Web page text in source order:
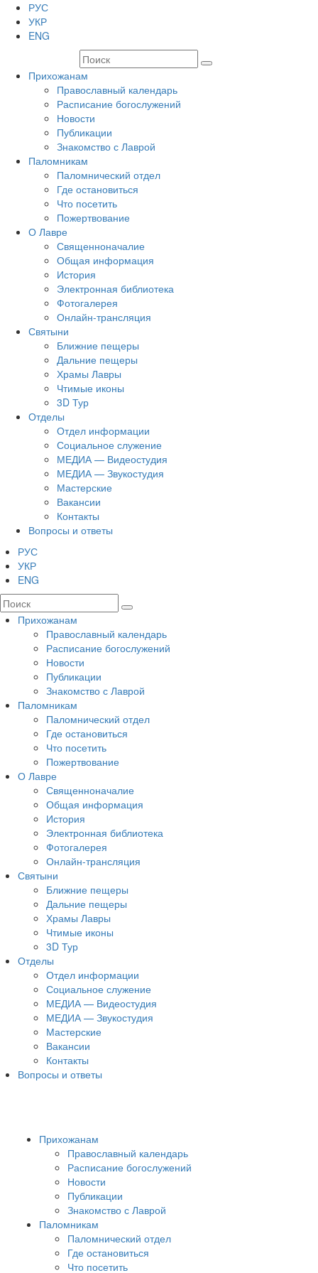
РУС
УКР
ENG
Прихожанам
Православный календарь
Расписание богослужений
Новости
Публикации
Знакомство с Лаврой
Паломникам
Паломнический отдел
Где остановиться
Что посетить
Пожертвование
О Лавре
Священноначалие
Общая информация
История
Электронная библиотека
Фотогалерея
Онлайн-трансляция
Святыни
Ближние пещеры
Дальние пещеры
Храмы Лавры
Чтимые иконы
3D Тур
Отделы
Отдел информации
Социальное служение
МЕДИА — Видеостудия
МЕДИА — Звукостудия
Мастерские
Вакансии
Контакты
Вопросы и ответы
РУС
УКР
ENG
Прихожанам
Православный календарь
Расписание богослужений
Новости
Публикации
Знакомство с Лаврой
Паломникам
Паломнический отдел
Где остановиться
Что посетить
Пожертвование
О Лавре
Священноначалие
Общая информация
История
Электронная библиотека
Фотогалерея
Онлайн-трансляция
Святыни
Ближние пещеры
Дальние пещеры
Храмы Лавры
Чтимые иконы
3D Тур
Отделы
Отдел информации
Социальное служение
МЕДИА — Видеостудия
МЕДИА — Звукостудия
Мастерские
Вакансии
Контакты
Вопросы и ответы
Прихожанам
Православный календарь
Расписание богослужений
Новости
Публикации
Знакомство с Лаврой
Паломникам
Паломнический отдел
Где остановиться
Что посетить